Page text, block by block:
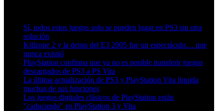
Sí, todos estos juegos solo se pueden jugar en PS3 sin otra
solución
Killzone 2 y la demo del E3 2005 fue un espectáculo… que
nunca existió
PlayStation confirma que ya no es posible transferir juegos
descargados de PS3 a PS Vita
La última actualización de PS3 y PlayStation Vita liquida
muchas de sus funciones
Los juegos digitales clásicos de PlayStation están
"caducando" en PlayStation 3 y Vita